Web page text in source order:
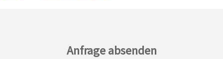
Anfrage absenden